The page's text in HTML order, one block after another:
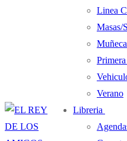
Linea
Masas/
Verano
Libreria